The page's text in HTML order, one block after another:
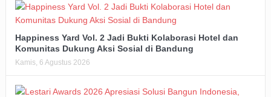
Happiness Yard Vol. 2 Jadi Bukti Kolaborasi Hotel dan
Komunitas Dukung Aksi Sosial di Bandung
Kamis, 6 Agustus 2026